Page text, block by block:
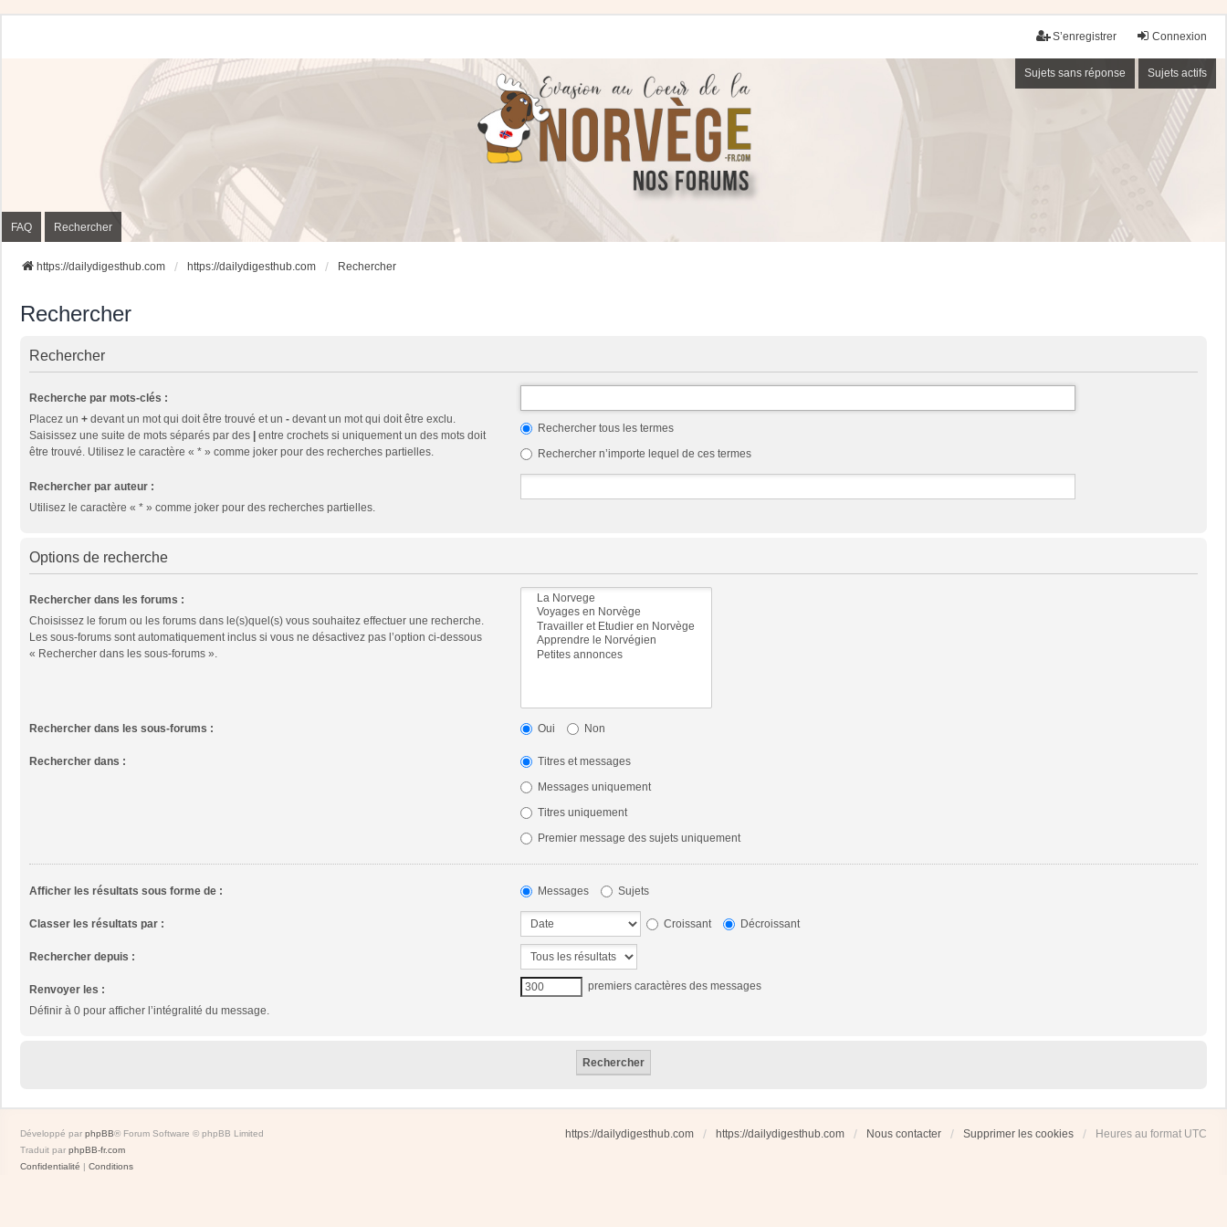
Connexion
S’enregistrer
Sujets sans réponse Sujets actifs
FAQ Rechercher
https://dailydigesthub.com https://dailydigesthub.com Rechercher
Rechercher
Rechercher
Recherche par mots-clés :
Placez un + devant un mot qui doit être trouvé et un - devant un mot qui doit être exclu.
Saisissez une suite de mots séparés par des
entre crochets si uniquement un des mots doit
être trouvé. Utilisez le caractère « * » comme joker pour des recherches partielles.
Rechercher tous les termes
Rechercher n’importe lequel de ces termes
Rechercher par auteur :
Utilisez le caractère « * » comme joker pour des recherches partielles.
Options de recherche
Rechercher dans les forums :
Choisissez le forum ou les forums dans le(s)quel(s) vous souhaitez effectuer une recherche.
Les sous-forums sont automatiquement inclus si vous ne désactivez pas l’option ci-dessous
« Rechercher dans les sous-forums ».
Rechercher dans les sous-forums : Oui Non
Rechercher dans :
Titres et messages
Messages uniquement
Titres uniquement
Premier message des sujets uniquement
Afficher les résultats sous forme de : Messages Sujets
Classer les résultats par : Croissant Décroissant
Rechercher depuis :
Renvoyer les :
Définir à 0 pour afficher l’intégralité du message.
premiers caractères des messages
https://dailydigesthub.com https://dailydigesthub.com Nous contacter Supprimer les cookies Heures au format UTC
Développé par phpBB® Forum Software © phpBB Limited
Traduit par phpBB-fr.com
Confidentialité | Conditions